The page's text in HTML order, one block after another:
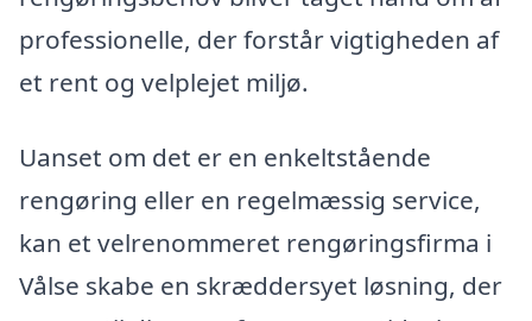
professionelle, der forstår vigtigheden af
et rent og velplejet miljø.
Uanset om det er en enkeltstående
rengøring eller en regelmæssig service,
kan et velrenommeret rengøringsfirma i
Vålse skabe en skræddersyet løsning, der